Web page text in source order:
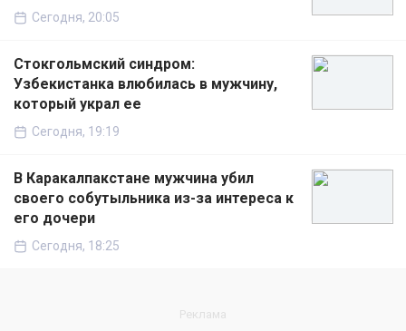
Сегодня, 20:05
Стокгольмский синдром:
Узбекистанка влюбилась в мужчину,
который украл ее
Сегодня, 19:19
В Каракалпакстане мужчина убил
своего собутыльника из-за интереса к
его дочери
Сегодня, 18:25